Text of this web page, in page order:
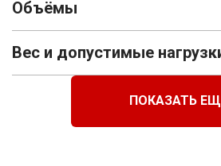
Объёмы
Вес и допустимые
ПОКАЗАТЬ